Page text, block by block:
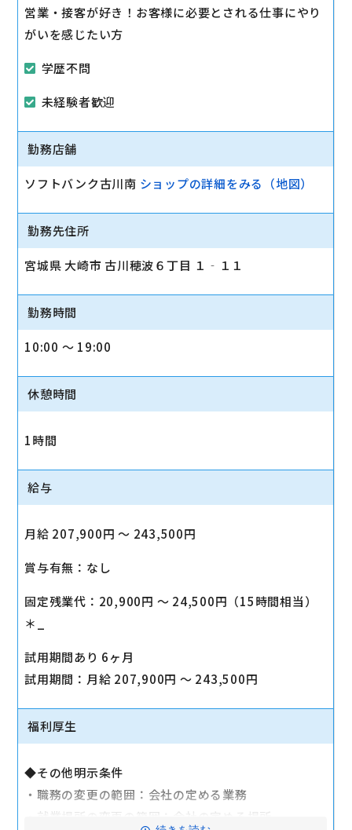
成、売り場作り等
営業・接客が好き！お客様に必要とされる仕事にやり
がいを感じたい方
学歴不問
未経験者歓迎
勤務店舗
ソフトバンク古川南 ショップの詳細をみる（地図）
勤務先住所
宮城県 大崎市 古川穂波６丁目 １‐１１
勤務時間
10:00 〜 19:00
休憩時間
1時間
給与
月給 207,900円 〜 243,500円
賞与有無：なし
固定残業代：20,900円 〜 24,500円（15時間相当）
＊_
試用期間あり 6ヶ月
試用期間：月給 207,900円 〜 243,500円
福利厚生
◆その他明示条件
・職務の変更の範囲：会社の定める業務
・就業場所の変更の範囲：会社の定める場所